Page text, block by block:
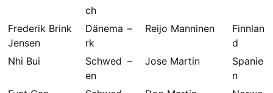
ch
Frederik Brink
Jensen
Dänema
rk
– Reijo Manninen
Finnlan
d
Nhi Bui
Schwed
en
– Jose Martin
Spanie
n